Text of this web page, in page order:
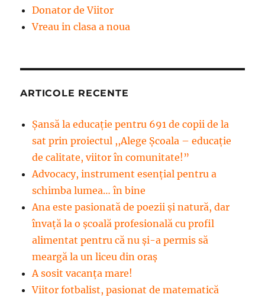
Donator de Viitor
Vreau in clasa a noua
ARTICOLE RECENTE
Șansă la educație pentru 691 de copii de la
sat prin proiectul ,,Alege Școala – educație
de calitate, viitor în comunitate!”
Advocacy, instrument esenţial pentru a
schimba lumea… în bine
Ana este pasionată de poezii și natură, dar
învață la o școală profesională cu profil
alimentat pentru că nu și-a permis să
meargă la un liceu din oraș
A sosit vacanța mare!
Viitor fotbalist, pasionat de matematică